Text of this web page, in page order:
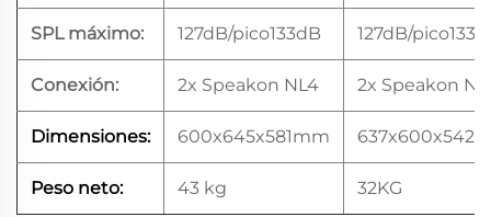
SPL máximo: 127dB/pico133dB 127dB/
Conexión: 2x Speakon NL4 2x Speakon
Dimensiones: 600x645x581mm
Peso neto: 43 kg 32KG